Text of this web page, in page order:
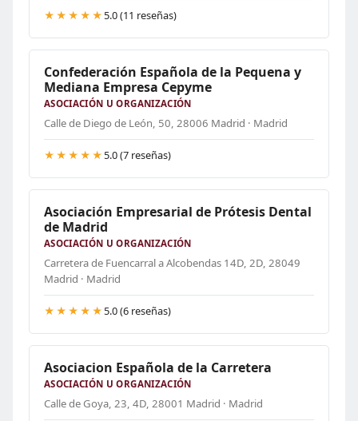
★★★★★ 5.0 (11 reseñas)
Confederación Española de la Pequena y
Mediana Empresa Cepyme
ASOCIACIÓN U ORGANIZACIÓN
Calle de Diego de León, 50, 28006 Madrid · Madrid
★★★★★ 5.0 (7 reseñas)
Asociación Empresarial de Prótesis Dental
de Madrid
ASOCIACIÓN U ORGANIZACIÓN
Carretera de Fuencarral a Alcobendas 14D, 2D, 28049
Madrid · Madrid
★★★★★ 5.0 (6 reseñas)
Asociacion Española de la Carretera
ASOCIACIÓN U ORGANIZACIÓN
Calle de Goya, 23, 4D, 28001 Madrid · Madrid